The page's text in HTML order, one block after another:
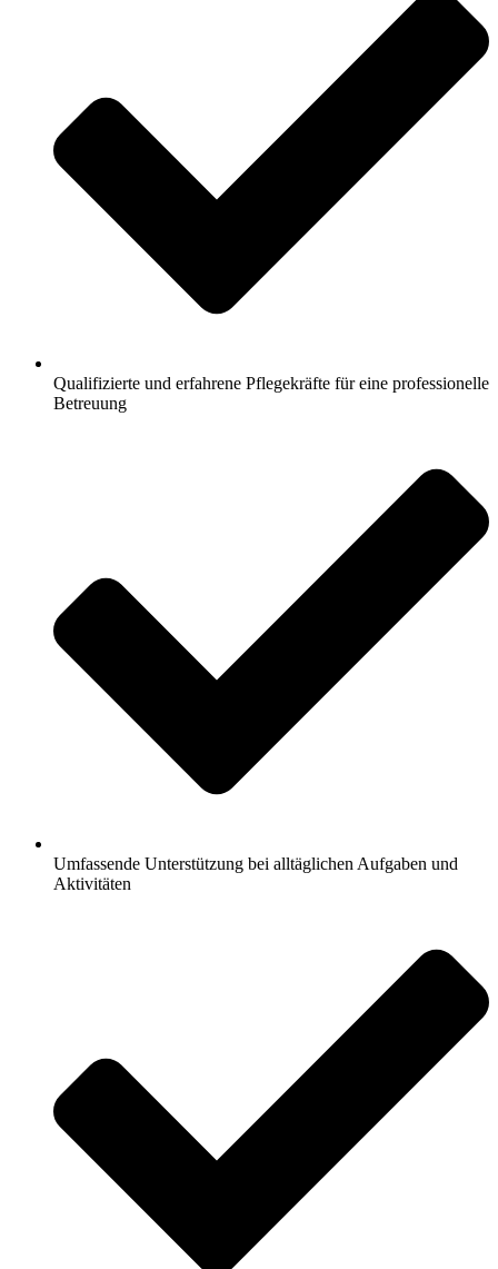
Qualifizierte und erfahrene Pflegekräfte für eine professionelle
Betreuung
Umfassende Unterstützung bei alltäglichen Aufgaben und
Aktivitäten